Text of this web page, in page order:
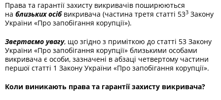
Права та гарантії захисту викривачів поширюються
на близьких осібвикривача (частина третя статті 533 Закону
України «Про запобігання корупції»).
Звертаємо увагу, що згідно з приміткою до статті 53 Закону
України «Про запобігання корупції» близькими особами
викривача є особи, зазначені в абзаці четвертому частини
першої статті 1 Закону України «Про запобігання корупції».
Коли виникають права та гарантії захисту викривача?